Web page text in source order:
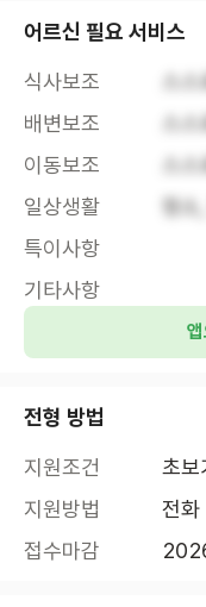
어르신 필요 서비스
식사보조
스
배변보조
스
이동보조
스
일상생활
청
특이사항
기타사항
전형 방법
지원조건
초보
지원방법
전화
접수마감